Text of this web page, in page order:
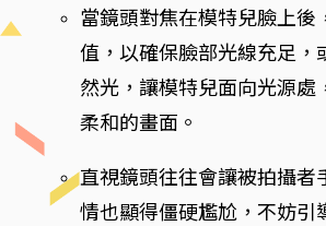
當鏡頭對焦在模特兒臉上後
值，以確保臉部光線充足，
然光，讓模特兒面向光源處
柔和的畫面。
直視鏡頭往往會讓被拍攝者
情也顯得僵硬尷尬，不妨引